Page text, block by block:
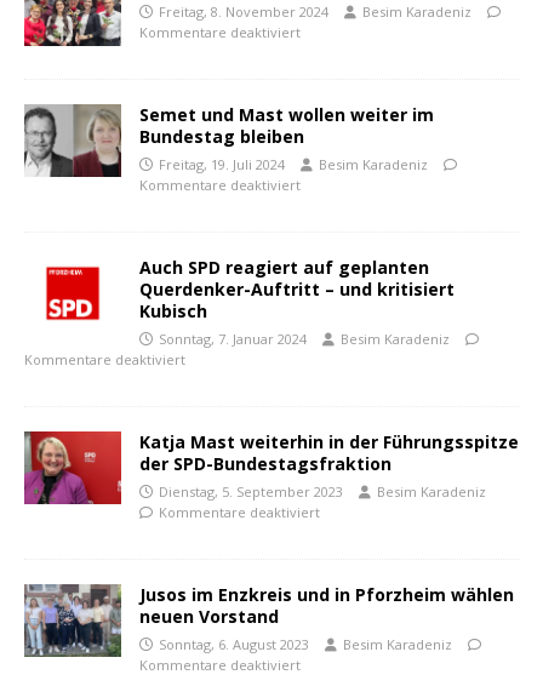
Freitag, 8. November 2024
Besim Karadeniz
Kommentare deaktiviert
Semet und Mast wollen weiter im
Bundestag bleiben
Freitag, 19. Juli 2024
Besim Karadeniz
Kommentare deaktiviert
Auch SPD reagiert auf geplanten
Querdenker-Auftritt – und kritisiert
Kubisch
Sonntag, 7. Januar 2024
Besim Karadeniz
Kommentare deaktiviert
Katja Mast weiterhin in der Führungsspitze
der SPD-Bundestagsfraktion
Dienstag, 5. September 2023
Besim Karadeniz
Kommentare deaktiviert
Jusos im Enzkreis und in Pforzheim wählen
neuen Vorstand
Sonntag, 6. August 2023
Besim Karadeniz
Kommentare deaktiviert